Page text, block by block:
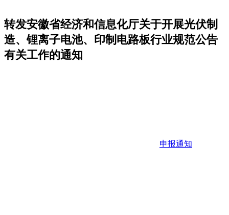
转发安徽省经济和信息化厅关于开展光伏制
造、锂离子电池、印制电路板行业规范公告
有关工作的通知
申报通知